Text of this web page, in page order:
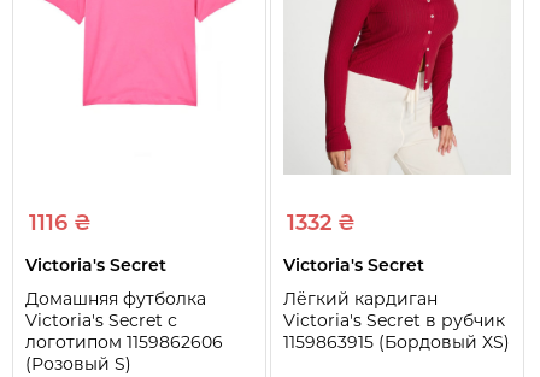
Тип застежки
Пуговицы
Узоры и принты
Сердечки
1116 ₴
Victoria's Secret
Домашняя футболка
Victoria's Secret с
логотипом 1159862606
(Розовый S)
1332 ₴
Victoria's Secret
Лёгкий кардиган
Victoria's Secret в рубчик
1159863915 (Бордовый XS)